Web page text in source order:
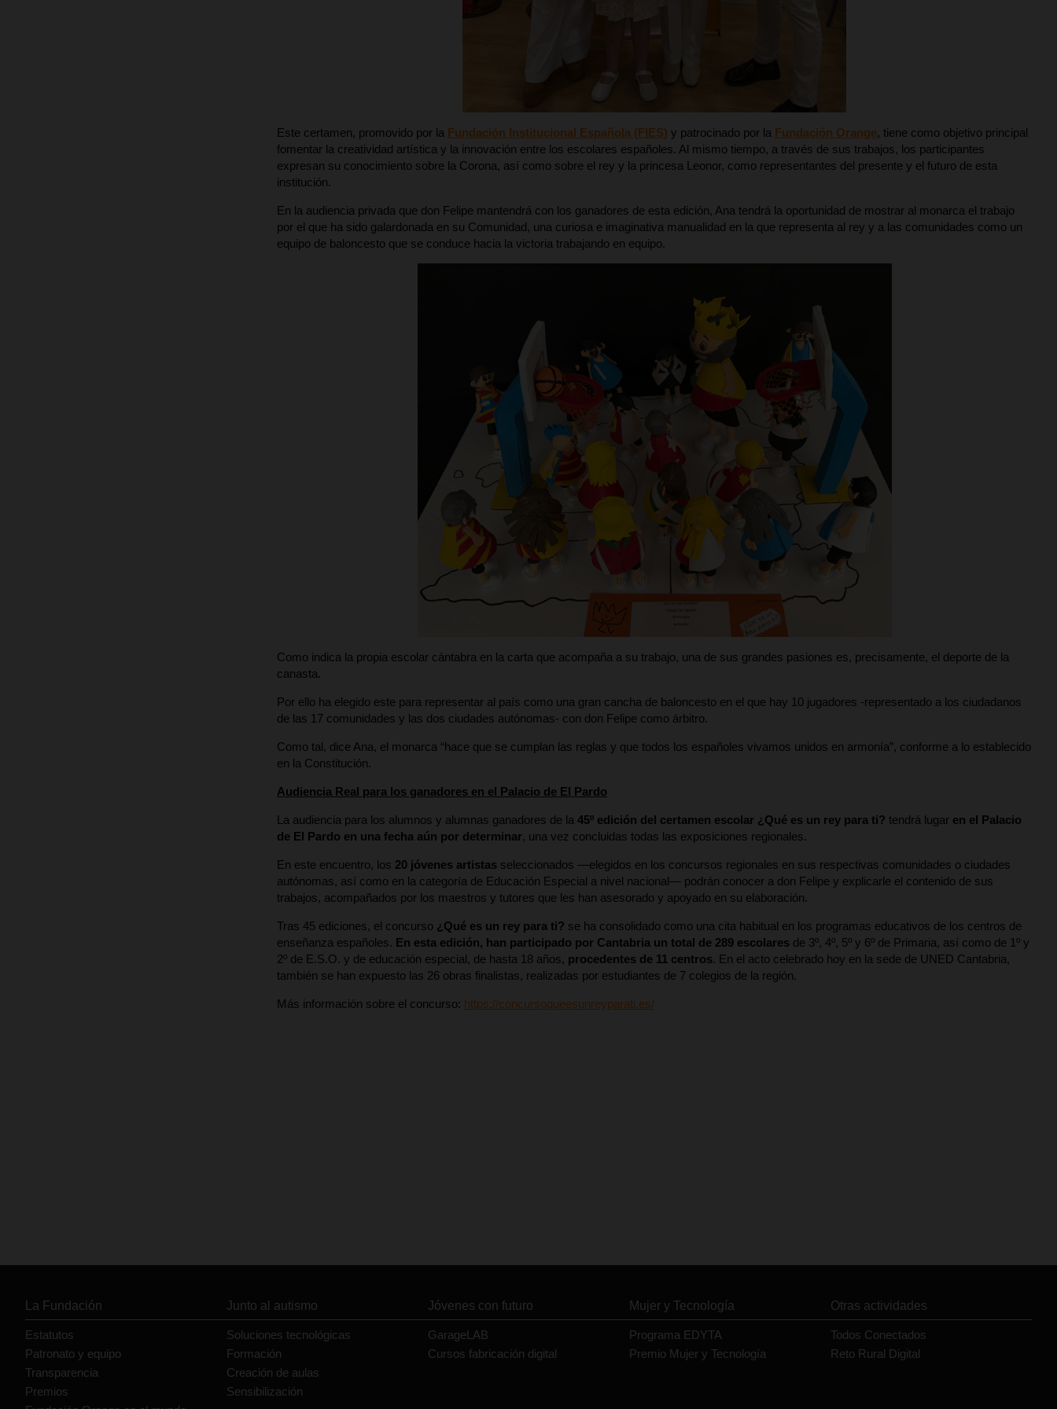
Este certamen, promovido por la Fundación Institucional Española (FIES) y patrocinado por la Fundación Orange, tiene como objetivo principal
fomentar la creatividad artística y la innovación entre los escolares españoles. Al mismo tiempo, a través de sus trabajos, los participantes
expresan su conocimiento sobre la Corona, así como sobre el rey y la princesa Leonor, como representantes del presente y el futuro de esta
institución.
En la audiencia privada que don Felipe mantendrá con los ganadores de esta edición, Ana tendrá la oportunidad de mostrar al monarca el trabajo
por el que ha sido galardonada en su Comunidad, una curiosa e imaginativa manualidad en la que representa al rey y a las comunidades como un
equipo de baloncesto que se conduce hacia la victoria trabajando en equipo.
Como indica la propia escolar cántabra en la carta que acompaña a su trabajo, una de sus grandes pasiones es, precisamente, el deporte de la
canasta.
Por ello ha elegido este para representar al país como una gran cancha de baloncesto en el que hay 10 jugadores -representado a los ciudadanos
de las 17 comunidades y las dos ciudades autónomas- con don Felipe como árbitro.
Como tal, dice Ana, el monarca “hace que se cumplan las reglas y que todos los españoles vivamos unidos en armonía”, conforme a lo establecido
en la Constitución.
Audiencia Real para los ganadores en el Palacio de El Pardo
La audiencia para los alumnos y alumnas ganadores de la 45º edición del certamen escolar ¿Qué es un rey para ti? tendrá lugar en el Palacio
de El Pardo en una fecha aún por determinar, una vez concluidas todas las exposiciones regionales.
En este encuentro, los 20 jóvenes artistas seleccionados —elegidos en los concursos regionales en sus respectivas comunidades o ciudades
autónomas, así como en la categoría de Educación Especial a nivel nacional— podrán conocer a don Felipe y explicarle el contenido de sus
trabajos, acompañados por los maestros y tutores que les han asesorado y apoyado en su elaboración.
Tras 45 ediciones, el concurso ¿Qué es un rey para ti? se ha consolidado como una cita habitual en los programas educativos de los centros de
enseñanza españoles. En esta edición, han participado por Cantabria un total de 289 escolares de 3º, 4º, 5º y 6º de Primaria, así como de 1º y
2º de E.S.O. y de educación especial, de hasta 18 años, procedentes de 11 centros. En el acto celebrado hoy en la sede de UNED Cantabria,
también se han expuesto las 26 obras finalistas, realizadas por estudiantes de 7 colegios de la región.
Más información sobre el concurso: https://concursoqueesunreyparati.es/
La Fundación
Estatutos
Patronato y equipo
Transparencia
Premios
Junto al autismo
Soluciones tecnológicas
Formación
Creación de aulas
Sensibilización
Jóvenes con futuro
GarageLAB
Cursos fabricación digital
Mujer y Tecnología
Programa EDYTA
Premio Mujer y Tecnología
Otras actividades
Todos Conectados
Reto Rural Digital